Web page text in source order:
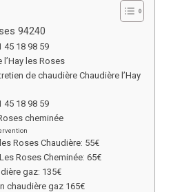
94240
45 18 98 59
les Roses
de chaudière Chaudière l’Hay
45 18 98 59
cheminée
Roses Chaudière: 55€
Roses Cheminée: 65€
gaz: 135€
chaudière gaz 165€